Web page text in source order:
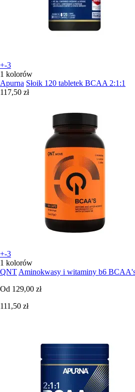
+-3
1 kolorów
Apurna Słoik 120 tabletek BCAA 2:1:1
117,50 zł
+-3
1 kolorów
QNT Aminokwasy i witaminy b6
Od 129,00 zł
111,50 zł